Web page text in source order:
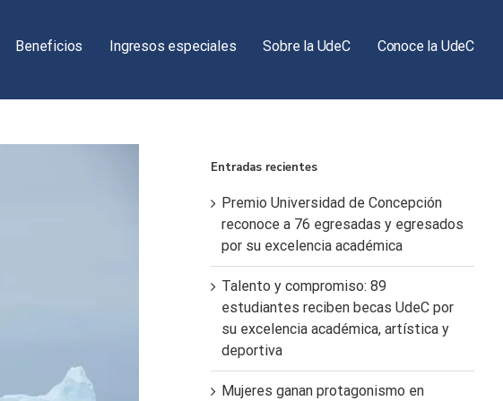
Beneficios Ingresos especiales Sobre la UdeC Conoce la UdeC
Entradas recientes
Premio Universidad de Concepción
reconoce a 76 egresadas y egresados
por su excelencia académica
Talento y compromiso: 89
estudiantes reciben becas UdeC por
su excelencia académica, artística y
deportiva
Mujeres ganan protagonismo en